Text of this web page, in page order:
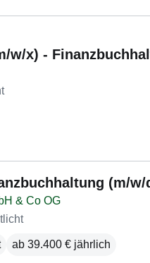
w/x) -
(m/w/
& Co OG
ab 39.400 € jährlich